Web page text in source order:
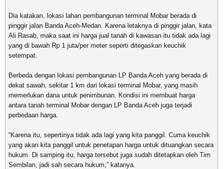
Dia katakan, lokasi lahan pembangunan terminal Mobar berada di
pinggir jalan Banda Aceh-Medan. Karena letaknya di pinggir jalan, kata
Ali Rasab, maka saat ini harga jual tanah di kawasan itu tidak ada lagi
yang di bawah Rp 1 juta/per meter seperti ditegaskan keuchik
setempat.
Berbeda dengan lokasi pembangunan LP Banda Aceh yang berada di
dekat sawah, sekitar 1 km dari lokasi terminal Mobar, yang masih
memerlukan dana untuk penimbunan. Kondisi ini membuat harga
antara tanah terminal Mobar dengan LP Banda Aceh juga terjadi
perbedaan harga.
“Karena itu, sepertinya tidak ada lagi yang kita panggil. Cuma keuchik
yang akan kita panggil untuk penetapan harga untuk dituangkan secara
hukum. Di samping itu, harga tersebut juga sudah ditetapkan oleh Tim
Sembilan, jadi sah secara hukum,” katanya.